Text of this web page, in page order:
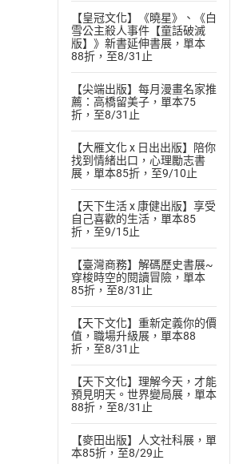
【皇冠文化】《曉星》、《白
雪公主殺人事件【童話破滅
版】》新書延伸書展，單本
88折，至8/31止
【尖端出版】每月漫畫名家推
薦：高橋留美子，單本75
折，至8/31止
【大雁文化 x 日出出版】陪你
找到情緒出口，心理勵志書
展，單本85折，至9/10止
【天下生活 x 康健出版】享受
自己喜歡的生活，單本85
折，至9/15止
【臺灣商務】解碼歷史書展~
穿梭時空的閱讀冒險，單本
85折，至8/31止
【天下文化】重新定義你的價
值，職場升級展，單本88
折，至8/31止
【天下文化】理解今天，才能
預見明天。世界變局展，單本
88折，至8/31止
【麥田出版】人文社科展，單
本85折，至8/29止